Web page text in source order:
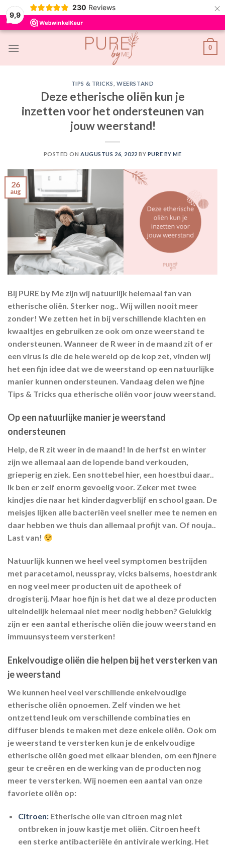
9,9
230 Reviews ×
Skip
0
TIPS & TRICKS ,WEERSTAND
Deze etherische oliën kun je
inzetten voor het ondersteunen van
jouw weerstand!
POSTED ON AUGUSTUS 26, 2022 BY PURE BY ME
26
aug
Bij PURE by Me zijn wij natuurlijk helemaal fan van
etherische oliën. Sterker nog.. Wij willen nooit meer
zonder! We zetten het in bij verschillende klachten en
kwaaltjes en gebruiken ze ook om onze weerstand te
ondersteunen. Wanneer de R weer in de maand zit of er
een virus is die de hele wereld op de kop zet, vinden wij
het een fijn idee dat we de weerstand op een natuurlijke
manier kunnen ondersteunen. Vandaag delen we fijne
Tips & Tricks qua etherische oliën voor jouw weerstand.
Op een natuurlijke manier je weerstand
ondersteunen
Help, de R zit weer in de maand! In de herfst en winter
zijn we allemaal aan de lopende band verkouden,
grieperig en ziek. Een snottebel hier, een hoestbui daar..
Ik ben er zelf enorm gevoelig voor. Zeker met twee
kindjes die naar het kinderdagverblijf en school gaan. De
meisjes lijken alle bacteriën veel sneller mee te nemen en
daar hebben we thuis dan allemaal profijt van. Of nouja..
Last van!
Natuurlijk kunnen we heel veel symptomen bestrijden
met paracetamol, neusspray, vicks balsems, hoestdrank
en nog veel meer producten uit de apotheek of
drogisterij. Maar hoe fijn is het dat we al deze producten
uiteindelijk helemaal niet meer nodig hebben? Gelukkig
zijn er een aantal etherische oliën die jouw weerstand en
immuunsysteem versterken!
Enkelvoudige oliën die helpen bij het versterken van
je weerstand
We kunnen heel veel verschillende enkelvoudige
etherische oliën opnoemen. Zelf vinden we het
ontzettend leuk om verschillende combinaties en
diffuser blends te maken met deze enkele oliën. Ook om
je weerstand te versterken kun je de enkelvoudige
etherische oliën goed met elkaar blenden, om een fijnere
geur te creëren en de werking van de producten nog
meer te versterken. Wij noemen een aantal van onze
favoriete oliën op:
Citroen: Etherische olie van citroen mag niet
ontbreken in jouw kastje met oliën. Citroen heeft
een sterke antibacteriële én antivirale werking. Het